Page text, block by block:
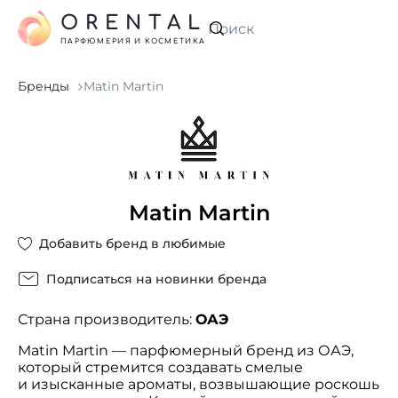
Искать
ORENTAL
ПАРФЮМЕРИЯ И КОСМЕТИКА
Бренды Matin Martin
Matin Martin
Добавить бренд в любимые
Подписаться на новинки бренда
Страна производитель: ОАЭ
Matin Martin — парфюмерный бренд из ОАЭ,
который стремится создавать смелые
и изысканные ароматы, возвышающие роскошь